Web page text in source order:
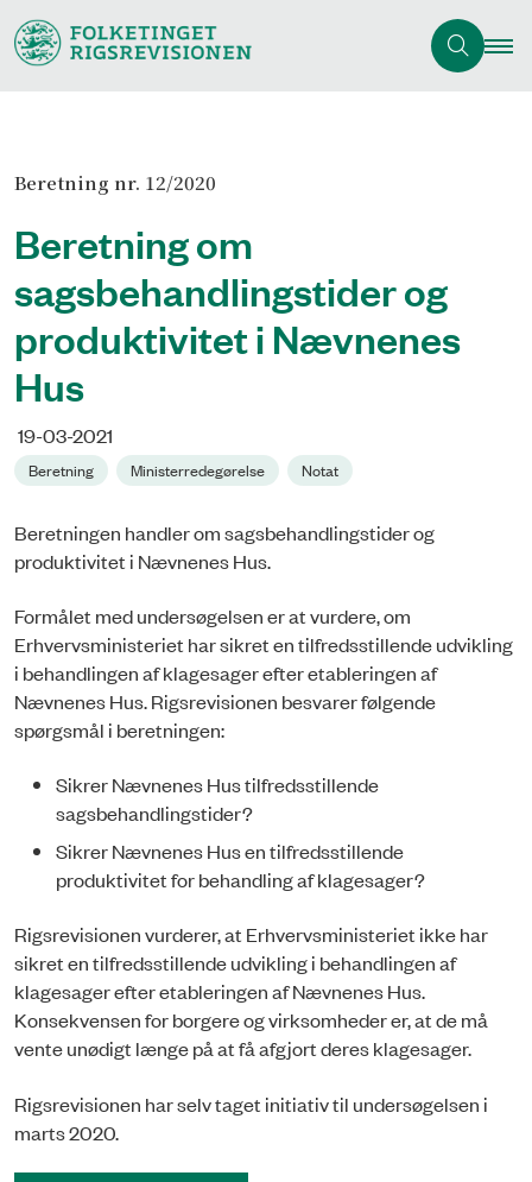
Beretning nr. 12/2020
Beretning om
sagsbehandlingstider og
produktivitet i Nævnenes
Hus
19-03-2021
Beretning Ministerredegørelse Notat
Beretningen handler om sagsbehandlingstider og
produktivitet i Nævnenes Hus.
Formålet med undersøgelsen er at vurdere, om
Erhvervsministeriet har sikret en tilfredsstillende udvikling
i behandlingen af klagesager efter etableringen af
Nævnenes Hus. Rigsrevisionen besvarer følgende
spørgsmål i beretningen:
Sikrer Nævnenes Hus tilfredsstillende
sagsbehandlingstider?
Sikrer Nævnenes Hus en tilfredsstillende
produktivitet for behandling af klagesager?
Rigsrevisionen vurderer, at Erhvervsministeriet ikke har
sikret en tilfredsstillende udvikling i behandlingen af
klagesager efter etableringen af Nævnenes Hus.
Konsekvensen for borgere og virksomheder er, at de må
vente unødigt længe på at få afgjort deres klagesager.
Rigsrevisionen har selv taget initiativ til undersøgelsen i
marts 2020.